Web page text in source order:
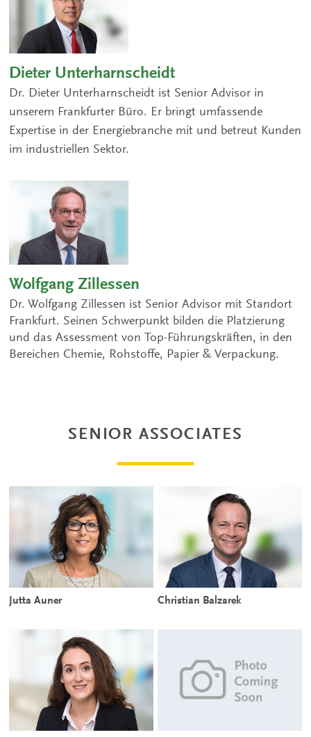
Dieter Unterharnscheidt
Dr. Dieter Unterharnscheidt ist Senior Advisor in
unserem Frankfurter Büro. Er bringt umfassende
Expertise in der Energiebranche mit und betreut Kunden
im industriellen Sektor.
Wolfgang Zillessen
Dr. Wolfgang Zillessen ist Senior Advisor mit Standort
Frankfurt. Seinen Schwerpunkt bilden die Platzierung
und das Assessment von Top-Führungskräften, in den
Bereichen Chemie, Rohstoffe, Papier & Verpackung.
SENIOR ASSOCIATES
Jutta Auner Christian Balzarek